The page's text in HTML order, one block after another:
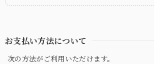
お支払い方法について
次の方法がご利用いただけます。